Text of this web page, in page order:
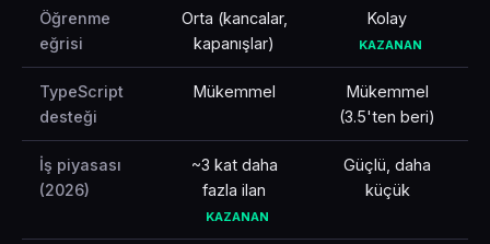
Öğrenme
eğrisi
Orta (kancalar,
kapanışlar)
Kolay
KAZANAN
TypeScript
desteği
Mükemmel
Mükemmel
(3.5'ten beri)
İş piyasası
(2026)
~3 kat daha
fazla ilan
KAZANAN
Güçlü, daha
küçük